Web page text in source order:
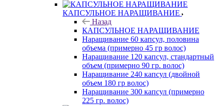
КАПСУЛЬНОЕ НАРАЩИВАНИЕ
Назад
КАПСУЛЬНОЕ НАРАЩИВАНИЕ
Наращивание 60 капсул, половина
объема (примерно 45 гр волос)
Наращивание 120 капсул, стандартный
объем (примерно 90 гр. волос)
Наращивание 240 капсул (двойной
объем 180 гр волос)
Наращивание 300 капсул (примерно
225 гр. волос)